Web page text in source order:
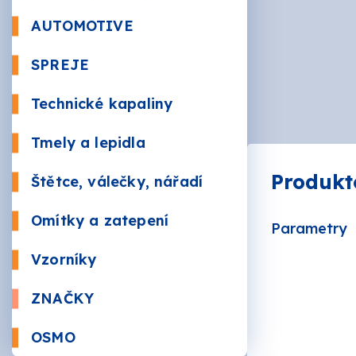
AUTOMOTIVE
SPREJE
Plnič
Technické kapaliny
Tmely a lepidla
Štětce, válečky, nářadí
Omítky a zatepení Mozaiky
Vzorníky
ZNAČKY
OSMO
Parametry